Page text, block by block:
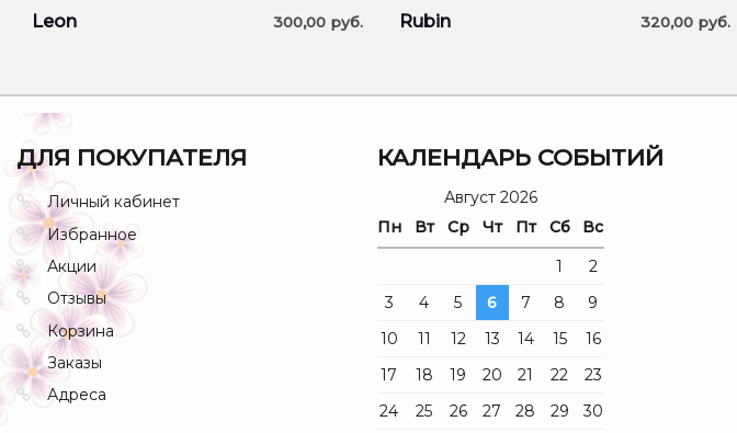
Leon 300,00 руб. Rubin 320,00 руб.
ДЛЯ ПОКУПАТЕЛЯ
Личный кабинет
Избранное
Акции
Отзывы
Корзина
Заказы
Адреса
КАЛЕНДАРЬ СОБЫТИЙ
Август 2026
Пн
Вт Ср Чт Пт Сб
Вс
1
2
3
4 5 6 7 8
9
10
11 12 13 14 15
16
17
18 19 20 21 22
23
24
25 26 27 28 29
30